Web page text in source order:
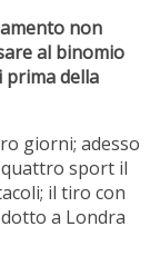
non
al binomio
della
giorni; adesso
sport il
il tiro con
a Londra